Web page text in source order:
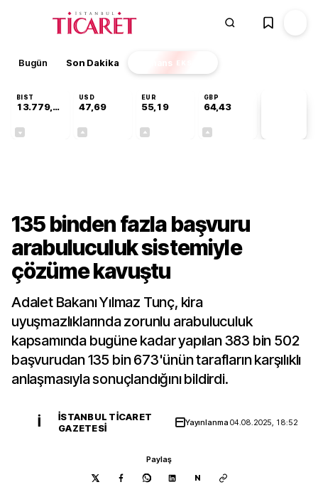
Bugün Son Dakika Finans EKSTRA
BIST
13.779,39
USD
47,69
EUR
55,19
GBP
64,43
135 binden fazla başvuru
arabuluculuk sistemiyle
çözüme kavuştu
Adalet Bakanı Yılmaz Tunç, kira
uyuşmazlıklarında zorunlu arabuluculuk
kapsamında bugüne kadar yapılan 383 bin 502
başvurudan 135 bin 673'ünün tarafların karşılıklı
anlaşmasıyla sonuçlandığını bildirdi.
İ
İSTANBUL TICARET
GAZETESI
Yayınlanma04.08.2025, 18:52
Paylaş
N